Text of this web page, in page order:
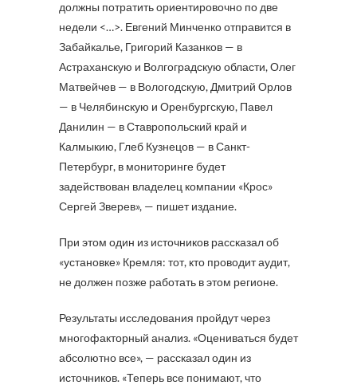
должны потратить ориентировочно по две
недели <…>. Евгений Минченко отправится в
Забайкалье, Григорий Казанков — в
Астраханскую и Волгоградскую области, Олег
Матвейчев — в Вологодскую, Дмитрий Орлов
— в Челябинскую и Оренбургскую, Павел
Данилин — в Ставропольский край и
Калмыкию, Глеб Кузнецов — в Санкт-
Петербург, в мониторинге будет
задействован владелец компании «Крос»
Сергей Зверев», — пишет издание.
При этом один из источников рассказал об
«установке» Кремля: тот, кто проводит аудит,
не должен позже работать в этом регионе.
Результаты исследования пройдут через
многофакторный анализ. «Оцениваться будет
абсолютно все», — рассказал один из
источников. «Теперь все понимают, что